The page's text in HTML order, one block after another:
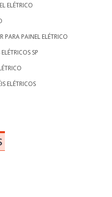
ELÉTRICO
PARA PAINEL ELÉTRICO
SP
ELÉTRICOS
EM SP
INDUSTRIAIS